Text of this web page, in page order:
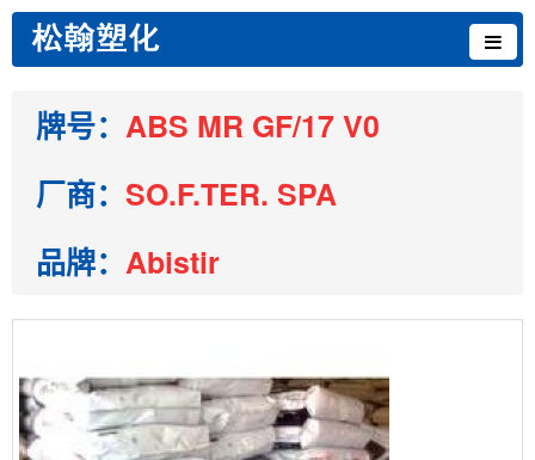
牌号： ABS MR GF/17 V0
厂商： SO.F.TER. SPA
品牌： Abistir